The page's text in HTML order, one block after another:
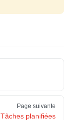
Page suivante
Tâches planifiées